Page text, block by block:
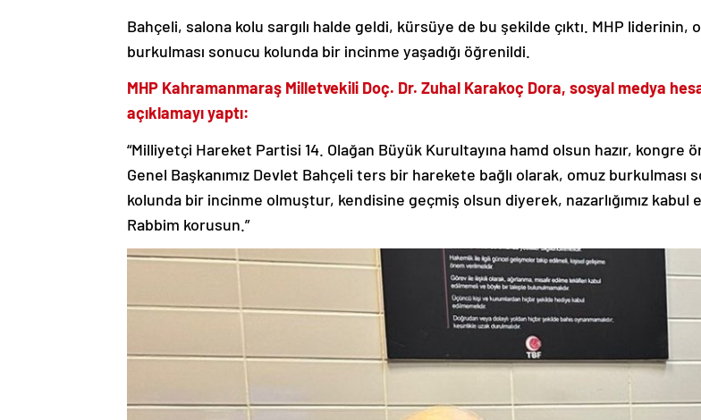
Bahçeli, salona kolu sargılı halde geldi, kürsüye de bu şekilde çıktı. MHP liderinin,
burkulması sonucu kolunda bir incinme yaşadığı öğrenildi.
MHP Kahramanmaraş Milletvekili Doç. Dr. Zuhal Karakoç Dora, sosyal medya
açıklamayı yaptı:
“Milliyetçi Hareket Partisi 14. Olağan Büyük Kurultayına hamd olsun hazır, kongre
Genel Başkanımız Devlet Bahçeli ters bir harekete bağlı olarak, omuz burkulması
kolunda bir incinme olmuştur, kendisine geçmiş olsun diyerek, nazarlığımız kabul
Rabbim korusun.”